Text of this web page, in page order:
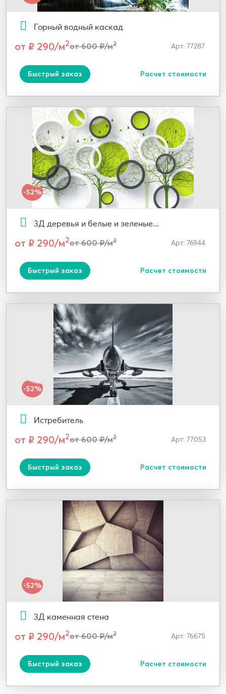
Горный водный каскад
от ₽ 290/м2от 600 ₽/м2 Арт: 77287
Быстрый заказ Расчет стоимости
-52%
3Д деревья и белые и зеленые...
от ₽ 290/м2от 600 ₽/м2 Арт: 76944
Быстрый заказ Расчет стоимости
-52%
Истребитель
от ₽ 290/м2от 600 ₽/м2 Арт: 77053
Быстрый заказ Расчет стоимости
-52%
3Д каменная стена
от ₽ 290/м2от 600 ₽/м2 Арт: 76675
Быстрый заказ Расчет стоимости